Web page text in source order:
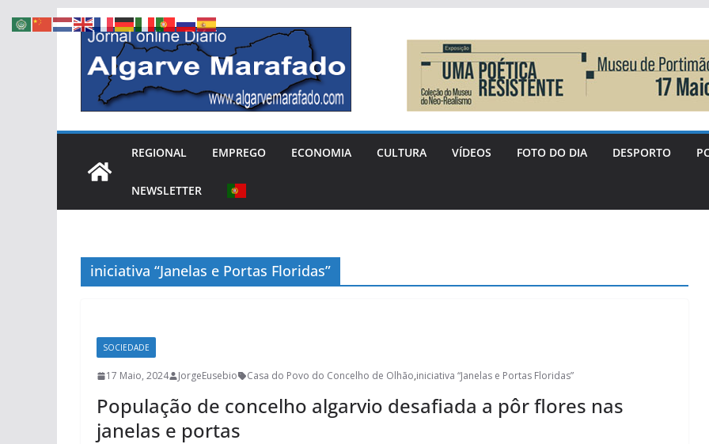
Skip
content
REGIONAL EMPREGO ECONOMIA CULTURA VÍDEOS FOTO DO DIA DESPORTO
NEWSLETTER
iniciativa “Janelas e Portas Floridas”
SOCIEDADE
17 Maio, 2024 JorgeEusebio Casa do Povo do Concelho de Olhão,iniciativa “Janelas e Portas Floridas”
População de concelho algarvio desafiada a pôr flores nas
janelas e portas